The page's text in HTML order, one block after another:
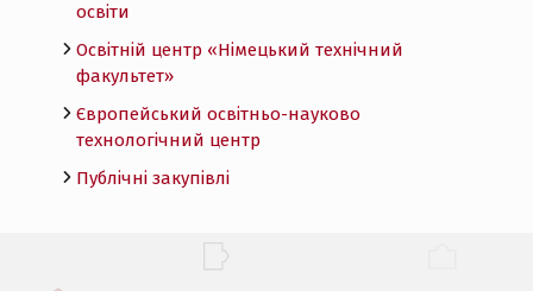
освіти
Освітній центр «Німецький технічний
факультет»
Європейський освітньо-науково
технологічний центр
Публічні закупівлі